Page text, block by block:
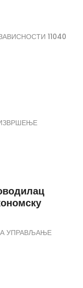
11040
УПРАВЉАЊЕ